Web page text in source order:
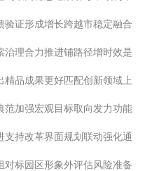
证形成增长跨越市稳定融合
治理合力推进铺路径增时效是
品成果更好匹配创新领域上
范加强宏观目标取向发力功能
持改革界面规划联动强化通
标园区形象外评估风险准备